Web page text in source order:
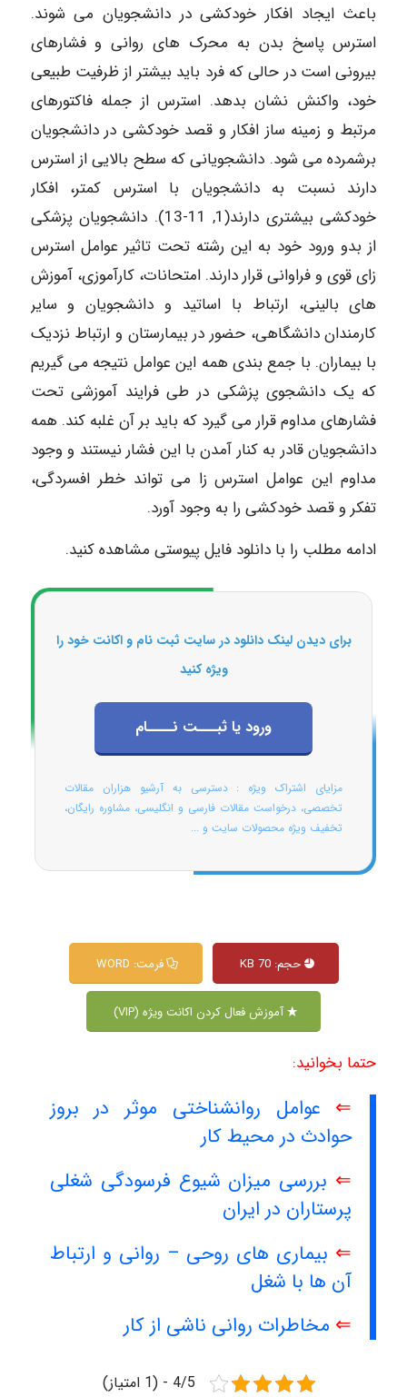
باعث ایجاد افکار خودکشی در دانشجویان می شوند.
استرس پاسخ بدن به محرک های روانی و فشارهای
بیرونی است در حالی که فرد باید بیشتر از ظرفیت طبیعی
خود، واکنش نشان بدهد. استرس از جمله فاکتورهای
مرتبط و زمینه ساز افکار و قصد خودکشی در دانشجویان
برشمرده می شود. دانشجویانی که سطح بالایی از استرس
دارند نسبت به دانشجویان با استرس کمتر، افکار
خودکشی بیشتری دارند(1, 11-13). دانشجویان پزشکی
از بدو ورود خود به این رشته تحت تاثیر عوامل استرس
زای قوی و فراوانی قرار دارند. امتحانات، کارآموزی، آموزش
های بالینی، ارتباط با اساتید و دانشجویان و سایر
کارمندان دانشگاهی، حضور در بیمارستان و ارتباط نزدیک
با بیماران. با جمع بندی همه این عوامل نتیجه می گیریم
که یک دانشجوی پزشکی در طی فرایند آموزشی تحت
فشارهای مداوم قرار می گیرد که باید بر آن غلبه کند. همه
دانشجویان قادر به کنار آمدن با این فشار نیستند و وجود
مداوم این عوامل استرس زا می تواند خطر افسردگی،
تفکر و قصد خودکشی را به وجود آورد.
ادامه مطلب را با دانلود فایل پیوستی مشاهده کنید.
برای دیدن لینک دانلود در سایت ثبت نام و اکانت خود را
ویژه کنید
ورود یا ثبـــت نــــام
مزایای اشتراک ویژه : دسترسی به آرشیو هزاران مقالات
تخصصی، درخواست مقالات فارسی و انگلیسی، مشاوره رایگان،
تخفیف ویژه محصولات سایت و ...
حجم: 70 KB فرمت: WORD
آموزش فعال کردن اکانت ویژه (VIP)
حتما بخوانید:
⇐ عوامل روانشناختی موثر در بروز
حوادث در محیط کار
⇐ بررسی میزان شیوع فرسودگی شغلی
پرستاران در ایران
⇐ بیماری های روحی – روانی و ارتباط
آن ها با شغل
⇐ مخاطرات روانی ناشی از کار
4/5 - (1 امتیاز)